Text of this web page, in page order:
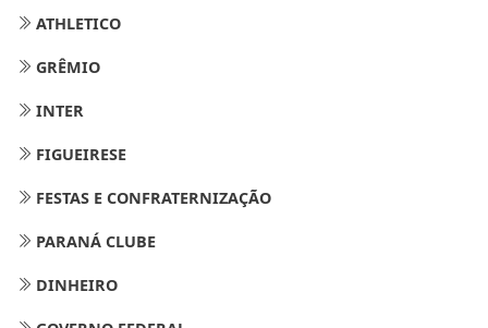
ATHLETICO
GRÊMIO
INTER
FIGUEIRESE
FESTAS E CONFRATERNIZAÇÃO
PARANÁ CLUBE
DINHEIRO